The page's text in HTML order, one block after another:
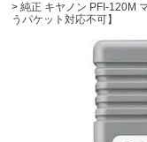
純正 キヤノン PFI-120M
うパケット対応不可】